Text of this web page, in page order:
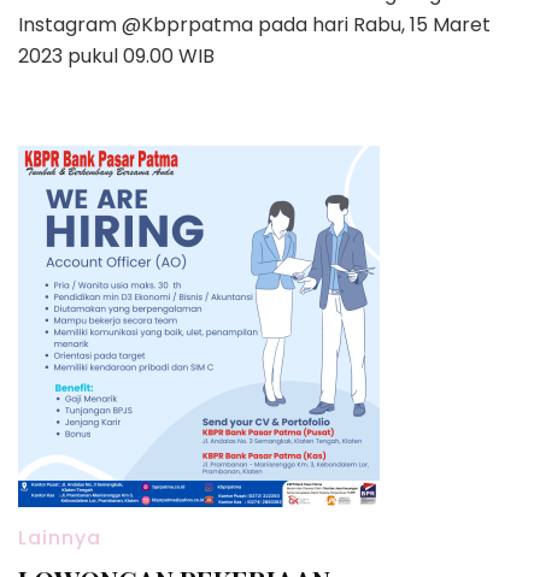
ARISMA
Instagram @Kbprpatma pada hari Rabu, 15 Maret
2023 pukul 09.00 WIB
Lainnya